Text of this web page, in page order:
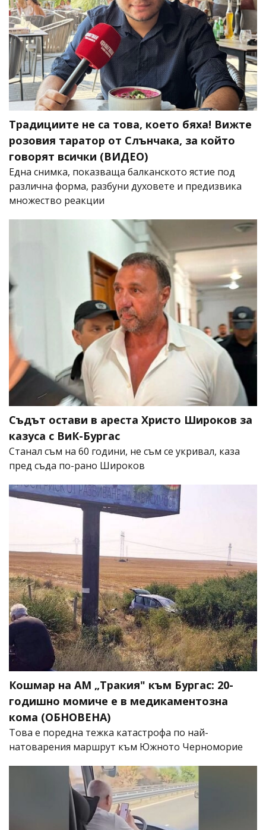
Традициите не са това, което бяха! Вижте
розовия таратор от Слънчака, за който
говорят всички (ВИДЕО)
Една снимка, показваща балканското ястие под
различна форма, разбуни духовете и предизвика
множество реакции
Съдът остави в ареста Христо Широков за
казуса с ВиК-Бургас
Станал съм на 60 години, не съм се укривал, каза
пред съда по-рано Широков
Кошмар на АМ „Тракия" към Бургас: 20-
годишно момиче е в медикаментозна
кома (ОБНОВЕНА)
Това е поредна тежка катастрофа по най-
натоварения маршрут към Южното Черноморие